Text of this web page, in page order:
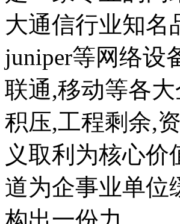
大通信行业知名
juniper等网络设
联通,移动等各
积压,工程剩余,
义取利为核心
道为企事业单位